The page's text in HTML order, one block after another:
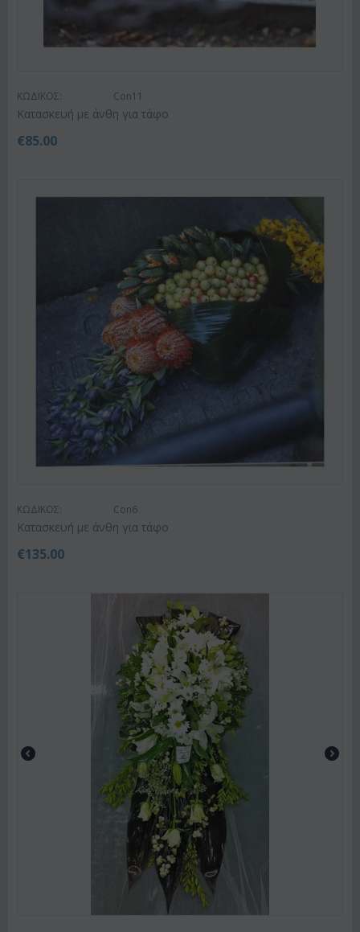
ΚΩΔΙΚΟΣ: Con11
Κατασκευή με άνθη για τάφο
€85.00
ΚΩΔΙΚΟΣ: Con6
Κατασκευή με άνθη για τάφο
€135.00